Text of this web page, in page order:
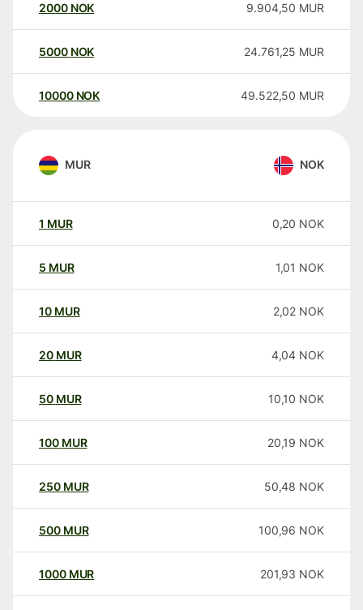
2000 NOK 9.904,50 MUR
5000 NOK 24.761,25 MUR
10000 NOK 49.522,50 MUR
MUR NOK
1 MUR 0,20 NOK
5 MUR 1,01 NOK
10 MUR 2,02 NOK
20 MUR 4,04 NOK
50 MUR 10,10 NOK
100 MUR 20,19 NOK
250 MUR 50,48 NOK
500 MUR 100,96 NOK
1000 MUR 201,93 NOK